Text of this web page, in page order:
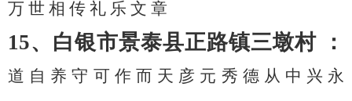
万 世 相 传 礼 乐 文 章
15、白银市景泰县正路镇三墩村 ：
道 自 养 守 可 作 而 天 彦 元 秀 德 从 中 兴 永